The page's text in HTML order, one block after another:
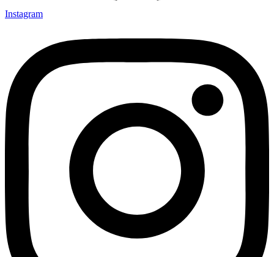
Instagram